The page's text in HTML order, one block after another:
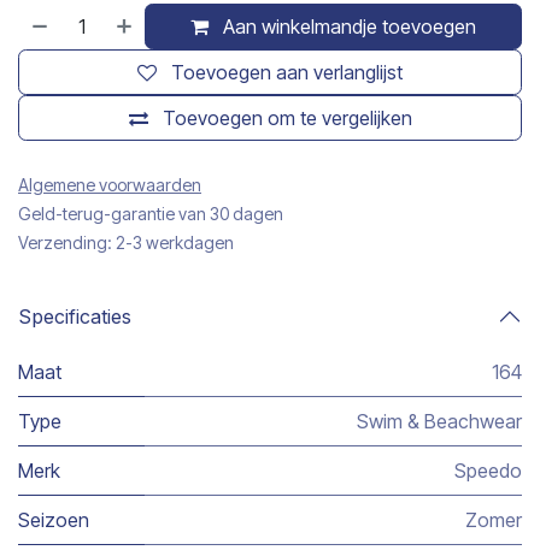
Aan winkelmandje toevoegen
Toevoegen om te vergelijken
Toevoegen aan verlanglijst
Algemene voorwaarden
Geld-terug-garantie van 30 dagen
Verzending: 2-3 werkdagen
Specificaties
Maat 164
Type Swim & Beachwear
Merk Speedo
Seizoen Zomer